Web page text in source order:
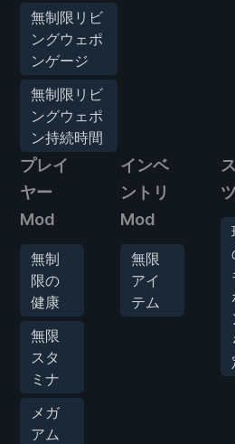
無制限リビ
ングウェポ
ンゲージ
無制限リビ
ングウェポ
ン持続時間
プレイ
ヤー
Mod
無制
限の
健康
無限
スタ
ミナ
メガ
アム
インベ
ントリ
Mod
無限
アイ
テム